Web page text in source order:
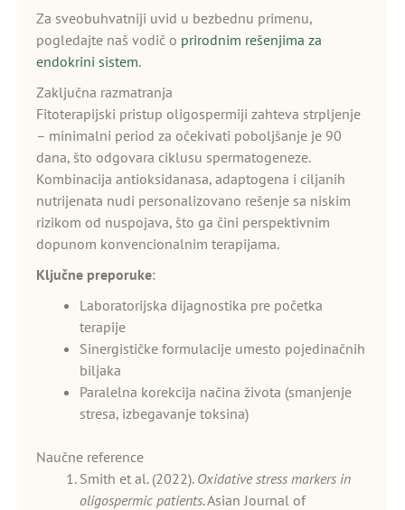
Za sveobuhvatniji uvid u bezbednu primenu,
pogledajte naš vodič o prirodnim rešenjima za
endokrini sistem.
Zaključna razmatranja
Fitoterapijski pristup oligospermiji zahteva strpljenje
– minimalni period za očekivati poboljšanje je 90
dana, što odgovara ciklusu spermatogeneze.
Kombinacija antioksidanasa, adaptogena i ciljanih
nutrijenata nudi personalizovano rešenje sa niskim
rizikom od nuspojava, što ga čini perspektivnim
dopunom konvencionalnim terapijama.
Ključne preporuke:
Laboratorijska dijagnostika pre početka
terapije
Sinergističke formulacije umesto pojedinačnih
biljaka
Paralelna korekcija načina života (smanjenje
stresa, izbegavanje toksina)
Naučne reference
Smith et al. (2022). Oxidative stress markers in
oligospermic patients. Asian Journal of